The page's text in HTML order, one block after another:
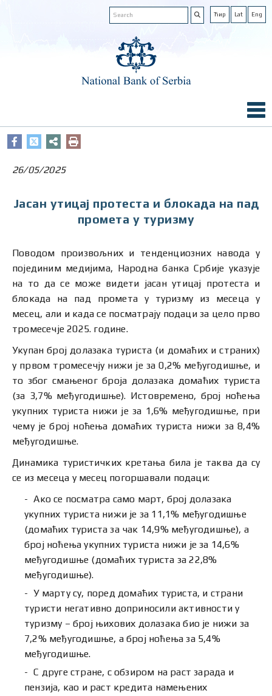
Ћир Lat Eng
26/05/2025
Јасан утицај протеста и блокада на пад
промета у туризму
Поводом произвољних и тенденциозних навода у
појединим медијима, Народна банка Србије указује
на то да се може видети јасан утицај протеста и
блокада на пад промета у туризму из месеца у
месец, али и када се посматрају подаци за цело прво
тромесечје 2025. године.
Укупан број долазака туриста (и домаћих и страних)
у првом тромесечју нижи је за 0,2% међугодишње, и
то због смањеног броја долазака домаћих туриста
(за 3,7% међугодишње). Истовремено, број ноћења
укупних туриста нижи је за 1,6% међугодишње, при
чему је број ноћења домаћих туриста нижи за 8,4%
међугодишње.
Динамика туристичких кретања била је таква да су
се из месеца у месец погоршавали подаци:
Ако се посматра само март, број долазака
укупних туриста нижи је за 11,1% међугодишње
(домаћих туриста за чак 14,9% међугодишње), а
број ноћења укупних туриста нижи је за 14,6%
међугодишње (домаћих туриста за 22,8%
међугодишње).
У марту су, поред домаћих туриста, и страни
туристи негативно доприносили активности у
туризму – број њихових долазака био је нижи за
7,2% међугодишње, а број ноћења за 5,4%
међугодишње.
С друге стране, с обзиром на раст зарада и
пензија, као и раст кредита намењених